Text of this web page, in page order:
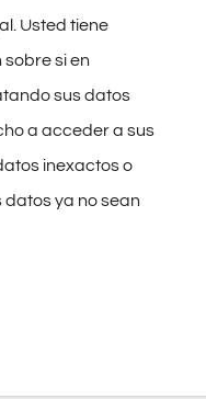
Usted tiene
si en
sus datos
a acceder a sus
inexactos o
datos ya no sean